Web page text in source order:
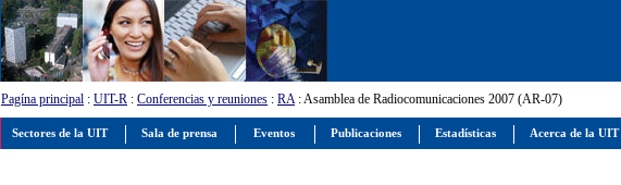
Pagína principal : UIT-R : Conferencias y reuniones : RA: Asamblea de Radiocomunicaciones 2007 (AR-07)
Sectores de la UIT Sala de prensa Eventos Publicaciones Estadísticas Acerca de la UIT